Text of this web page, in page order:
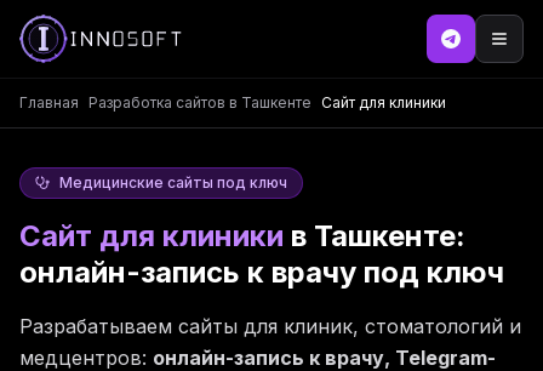
Главная Разработка сайтов в Ташкенте Сайт для клиники
Медицинские сайты под ключ
Сайт для клиники в Ташкенте:
онлайн-запись к врачу под ключ
Разрабатываем сайты для клиник, стоматологий и
медцентров: онлайн-запись к врачу, Telegram-